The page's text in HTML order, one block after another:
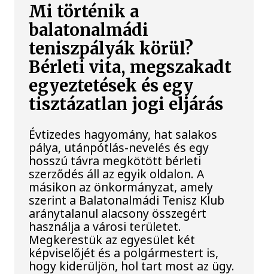
Mi történik a
balatonalmádi
teniszpályák körül?
Bérleti vita, megszakadt
egyeztetések és egy
tisztázatlan jogi eljárás
Évtizedes hagyomány, hat salakos
pálya, utánpótlás-nevelés és egy
hosszú távra megkötött bérleti
szerződés áll az egyik oldalon. A
másikon az önkormányzat, amely
szerint a Balatonalmádi Tenisz Klub
aránytalanul alacsony összegért
használja a városi területet.
Megkerestük az egyesület két
képviselőjét és a polgármestert is,
hogy kiderüljön, hol tart most az ügy.